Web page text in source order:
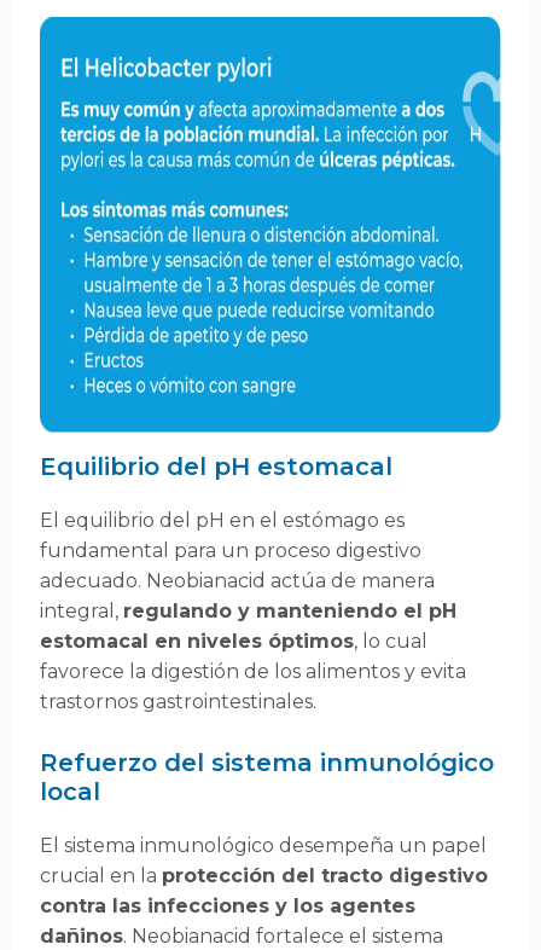
Equilibrio del pH estomacal
El equilibrio del pH en el estómago es
fundamental para un proceso digestivo
adecuado. Neobianacid actúa de manera
integral, regulando y manteniendo el pH
estomacal en niveles óptimos, lo cual
favorece la digestión de los alimentos y evita
trastornos gastrointestinales.
Refuerzo del sistema inmunológico
local
El sistema inmunológico desempeña un papel
crucial en la protección del tracto digestivo
contra las infecciones y los agentes
dañinos. Neobianacid fortalece el sistema